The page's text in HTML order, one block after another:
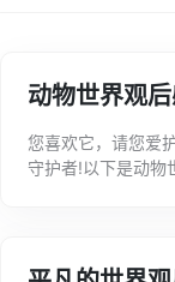
动物世界观
您喜欢它，请您爱
守护者!以下是动物